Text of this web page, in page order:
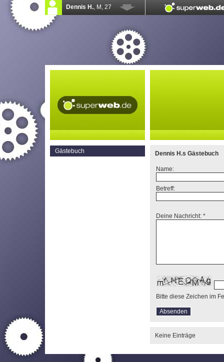
Gästebuch Dennis H.s Gästebuch
Name:
Betreff:
Deine Nachricht: *
Bitte diese Zeichen im
Keine Einträge